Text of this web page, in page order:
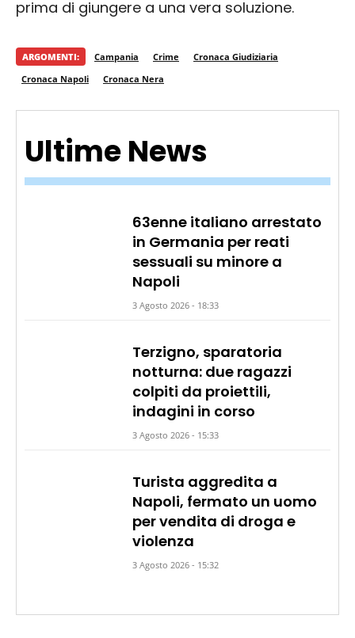
Ultime News
63enne italiano arrestato
in Germania per reati
sessuali su minore a
Napoli
3 Agosto 2026 - 18:33
Terzigno, sparatoria
notturna: due ragazzi
colpiti da proiettili,
indagini in corso
3 Agosto 2026 - 15:33
Turista aggredita a
Napoli, fermato un uomo
per vendita di droga e
violenza
3 Agosto 2026 - 15:32
prima di giungere a una vera soluzione.
ARGOMENTI: Campania Crime
Cronaca Giudiziaria
Cronaca Napoli
Cronaca Nera